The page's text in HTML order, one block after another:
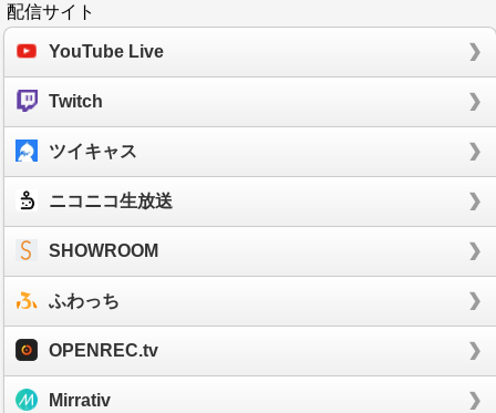
配信サイト
YouTube Live
Twitch
ツイキャス
ニコニコ生放送
SHOWROOM
ふわっち
OPENREC.tv
Mirrativ